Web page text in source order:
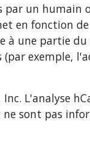
par un humain
en fonction de
à une partie
exemple,
L'analyse
sont pas